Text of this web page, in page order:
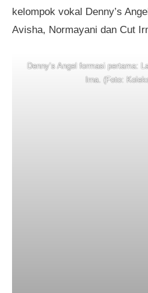
kelompok vokal Denny’s
Avisha, Normayani dan Cut
Denny’s Angel formasi pertama:
Irna. (Foto: